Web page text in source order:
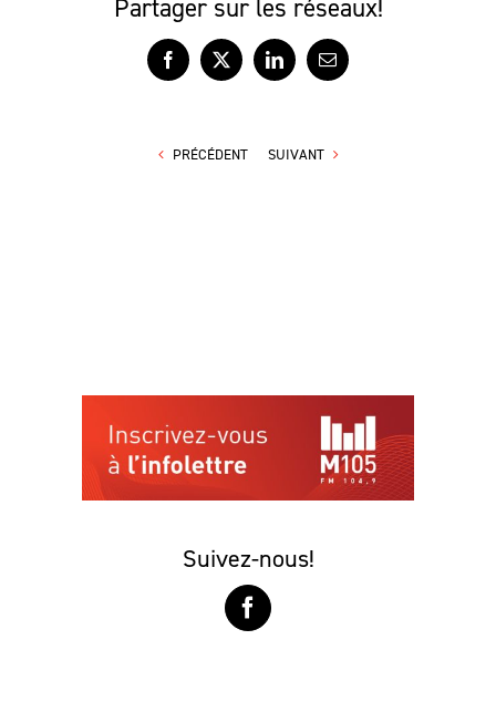
Partager sur les réseaux!
Facebook
X LinkedInCourriel
PRÉCÉDENT SUIVANT
Suivez-nous!